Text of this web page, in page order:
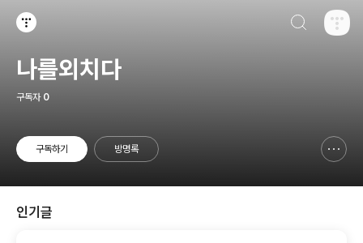
나를외치다
구독자 0
구독하기 방명록
인기글